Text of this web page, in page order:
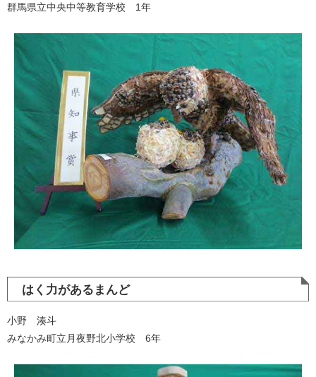
群馬県立中央中等教育学校 1年
はく力があるまんど
小野 湊斗
みなかみ町立月夜野北小学校 6年